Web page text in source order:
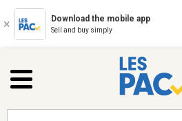
Download the mobile app
Sell and buy simply